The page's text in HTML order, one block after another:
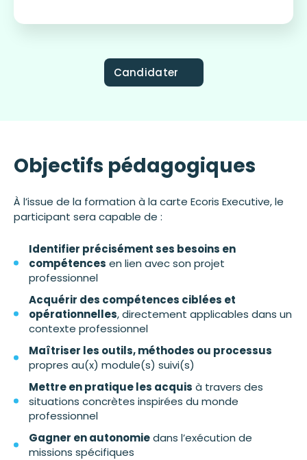
Candidater
Objectifs pédagogiques
À l’issue de la formation à la carte Ecoris Executive, le
participant sera capable de :
Identifier précisément ses besoins en
compétences en lien avec son projet
professionnel
Acquérir des compétences ciblées et
opérationnelles, directement applicables dans un
contexte professionnel
Maîtriser les outils, méthodes ou processus
propres au(x) module(s) suivi(s)
Mettre en pratique les acquis à travers des
situations concrètes inspirées du monde
professionnel
Gagner en autonomiedans l’exécution de
missions spécifiques